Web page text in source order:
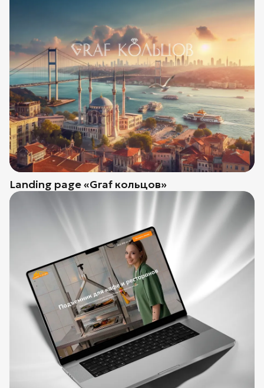
Landing page «Graf кольцов»